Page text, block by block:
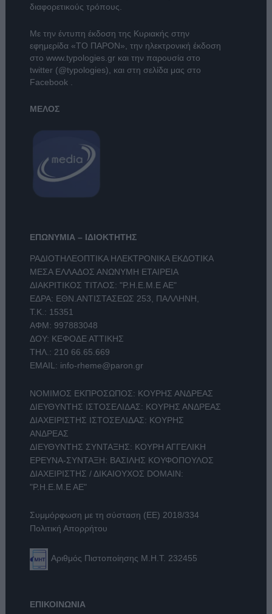
διαφορετικούς τρόπους.
Με την έντυπη έκδοση της Κυριακής στην
εφημερίδα «ΤΟ ΠΑΡΟΝ» , την ηλεκτρονική έκδοση
στο www.typologies.grκαι την παρουσία στο
twitter (@typologies) , και στη σελίδα μας στο
Facebook
ΜΕΛΟΣ
ΕΠΩΝΥΜΙΑ – ΙΔΙΟΚΤΗΤΗΣ
ΡΑΔΙΟΤΗΛΕΟΠΤΙΚΑ ΗΛΕΚΤΡΟΝΙΚΑ ΕΚΔΟΤΙΚΑ
ΜΕΣΑ ΕΛΛΑΔΟΣ ΑΝΩΝΥΜΗ ΕΤΑΙΡΕΙΑ
ΔΙΑΚΡΙΤΙΚΟΣ ΤΙΤΛΟΣ: "Ρ.Η.Ε.Μ.Ε ΑΕ"
ΕΔΡΑ: ΕΘΝ.ΑΝΤΙΣΤΑΣΕΩΣ 253, ΠΑΛΛΗΝΗ,
Τ.Κ.: 15351
ΑΦΜ: 997883048
ΔΟΥ: ΚΕΦΟΔΕ ΑΤΤΙΚΗΣ
ΤΗΛ.: 210 66.65.669
EMAIL: info-rheme@paron.gr
ΝΟΜΙΜΟΣ ΕΚΠΡΟΣΩΠΟΣ: ΚΟΥΡΗΣ ΑΝΔΡΕΑΣ
ΔΙΕΥΘΥΝΤΗΣ ΙΣΤΟΣΕΛΙΔΑΣ: ΚΟΥΡΗΣ ΑΝΔΡΕΑΣ
ΔΙΑΧΕΙΡΙΣΤΗΣ ΙΣΤΟΣΕΛΙΔΑΣ: ΚΟΥΡΗΣ
ΑΝΔΡΕΑΣ
ΔΙΕΥΘΥΝΤΗΣ ΣΥΝΤΑΞΗΣ: ΚΟΥΡΗ ΑΓΓΕΛΙΚΗ
ΕΡΕΥΝΑ-ΣΥΝΤΑΞΗ: ΒΑΣΙΛΗΣ ΚΟΥΦΟΠΟΥΛΟΣ
ΔΙΑΧΕΙΡΙΣΤΗΣ / ΔΙΚΑΙΟΥΧΟΣ DOMAIN:
"Ρ.Η.Ε.Μ.Ε ΑΕ"
Συμμόρφωση με τη σύσταση (ΕΕ) 2018/334
Πολιτική Απορρήτου
Αριθμός Πιστοποίησης Μ.Η.Τ. 232455
ΕΠΙΚΟΙΝΩΝΙΑ